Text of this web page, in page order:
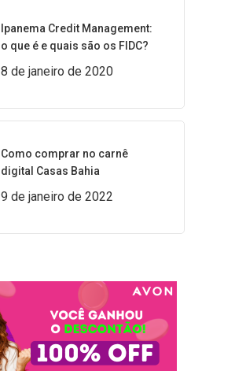
Ipanema Credit Management:
o que é e quais são os FIDC?
8 de janeiro de 2020
Como comprar no carnê
digital Casas Bahia
9 de janeiro de 2022